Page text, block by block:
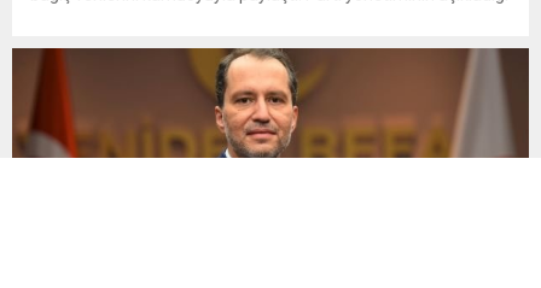
binlerce vatandaşın destek verdiği belirtilirken,...